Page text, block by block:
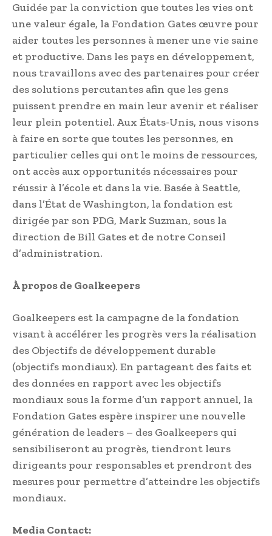
Guidée par la conviction que toutes les vies ont
une valeur égale, la Fondation Gates œuvre pour
aider toutes les personnes à mener une vie saine
et productive. Dans les pays en développement,
nous travaillons avec des partenaires pour créer
des solutions percutantes afin que les gens
puissent prendre en main leur avenir et réaliser
leur plein potentiel. Aux États-Unis, nous visons
à faire en sorte que toutes les personnes, en
particulier celles qui ont le moins de ressources,
ont accès aux opportunités nécessaires pour
réussir à l’école et dans la vie. Basée à Seattle,
dans l’État de Washington, la fondation est
dirigée par son PDG, Mark Suzman, sous la
direction de Bill Gates et de notre Conseil
d’administration.
À propos de Goalkeepers
Goalkeepers est la campagne de la fondation
visant à accélérer les progrès vers la réalisation
des Objectifs de développement durable
(objectifs mondiaux). En partageant des faits et
des données en rapport avec les objectifs
mondiaux sous la forme d’un rapport annuel, la
Fondation Gates espère inspirer une nouvelle
génération de leaders – des Goalkeepers qui
sensibiliseront au progrès, tiendront leurs
dirigeants pour responsables et prendront des
mesures pour permettre d’atteindre les objectifs
mondiaux.
Media Contact: